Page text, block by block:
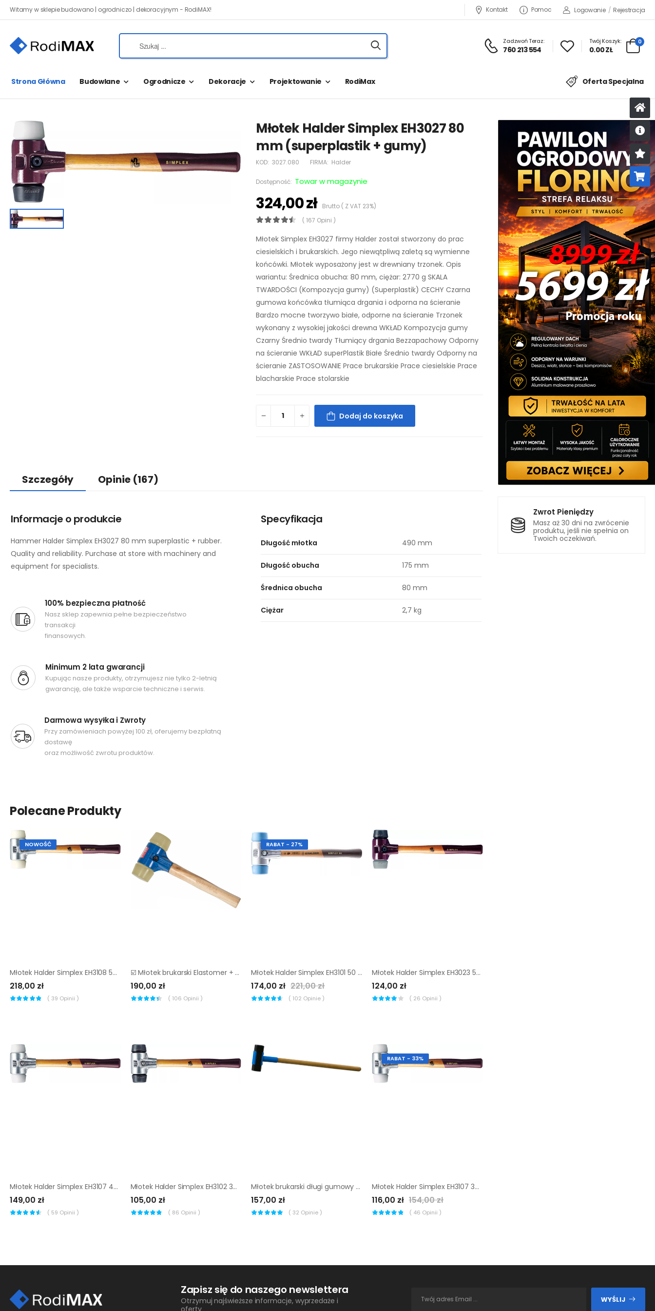
Witamy w sklepie budowano | ogrodniczo | dekoracyjnym - RodiMAX! Kontakt Pomoc Logowanie / Rejestracja
Zadzwoń Teraz:
760 213 554
Twój Koszyk:
0.00 ZŁ
0
Strona Główna Budowlane Ogrodnicze Dekoracje Projektowanie RodiMax Oferta Specjalna
Zwrot Pieniędzy
Masz aż 30 dni na zwrócenie
produktu, jeśli nie spełnia on
Twoich oczekiwań.
Młotek Halder Simplex EH3027 80
mm (superplastik + gumy)
KOD: 3027.080 FIRMA: Halder
Dostępność: Towar w magazynie
324,00 złBrutto ( Z VAT 23%)
( 167 Opini )
Młotek Simplex EH3027 firmy Halder został stworzony do prac
ciesielskich i brukarskich. Jego niewątpliwą zaletą są wymienne
końcówki. Młotek wyposażony jest w drewniany trzonek. Opis
wariantu: Średnica obucha: 80 mm, ciężar: 2770 g SKALA
TWARDOŚCI (Kompozycja gumy) (Superplastik) CECHY Czarna
gumowa końcówka tłumiąca drgania i odporna na ścieranie
Bardzo mocne tworzywo białe, odporne na ścieranie Trzonek
wykonany z wysokiej jakości drewna WKŁAD Kompozycja gumy
Czarny Średnio twardy Tłumiący drgania Bezzapachowy Odporny
na ścieranie WKŁAD superPlastik Białe Średnio twardy Odporny na
ścieranie ZASTOSOWANIE Prace brukarskie Prace ciesielskie Prace
blacharskie Prace stolarskie
Dodaj do koszyka
Szczegóły Opinie (167)
Informacje o produkcie
Hammer Halder Simplex EH3027 80 mm superplastic + rubber.
Quality and reliability. Purchase at store with machinery and
equipment for specialists.
100% bezpieczna płatność
Nasz sklep zapewnia pełne bezpieczeństwo
transakcji
finansowych.
Minimum 2 lata gwarancji
Kupując nasze produkty, otrzymujesz nie tylko 2-letnią
gwarancję, ale także wsparcie techniczne i serwis.
Darmowa wysyłka i Zwroty
Przy zamówieniach powyżej 100 zł, oferujemy bezpłatną
dostawę
oraz możliwość zwrotu produktów.
Specyfikacja
Długość młotka 490 mm
Długość obucha 175 mm
Średnica obucha 80 mm
Ciężar 2,7 kg
Polecane Produkty
NOWOŚĆ
Młotek Halder Simplex EH3108 50 mm (nylon)
218,00 zł
( 39 Opinii )
☑️ Młotek brukarski Elastomer + Elastomer Mimal MBM11 ▷
190,00 zł
( 106 Opinii )
RABAT - 27%
Młotek Halder Simplex EH3101 50 mm (miękki elastomer)
174,00 zł 221,00 zł
( 102 Opinie )
Młotek Halder Simplex EH3023 50 mm (elastomer + gumy)
124,00 zł
( 26 Opinii )
Młotek Halder Simplex EH3107 40 mm (super plastik)
149,00 zł
( 59 Opinii )
Młotek Halder Simplex EH3102 30 mm (średnio-twarda guma)
105,00 zł
( 86 Opinii )
Młotek brukarski długi gumowy Jazon MGD
157,00 zł
( 32 Opinie )
RABAT - 33%
Młotek Halder Simplex EH3107 30 mm (super plastik)
116,00 zł 154,00 zł
( 46 Opinii )
Zapisz się do naszego newslettera
Otrzymuj najświeższe informacje, wyprzedaże i
oferty
WYŚLIJ